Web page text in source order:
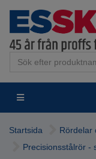
Startsida Rördelar
Precisionsstålrör -